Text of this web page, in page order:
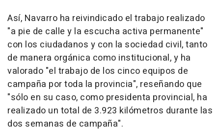
Así, Navarro ha reivindicado el trabajo realizado
"a pie de calle y la escucha activa permanente"
con los ciudadanos y con la sociedad civil, tanto
de manera orgánica como institucional, y ha
valorado "el trabajo de los cinco equipos de
campaña por toda la provincia", reseñando que
"sólo en su caso, como presidenta provincial, ha
realizado un total de 3.923 kilómetros durante las
dos semanas de campaña".